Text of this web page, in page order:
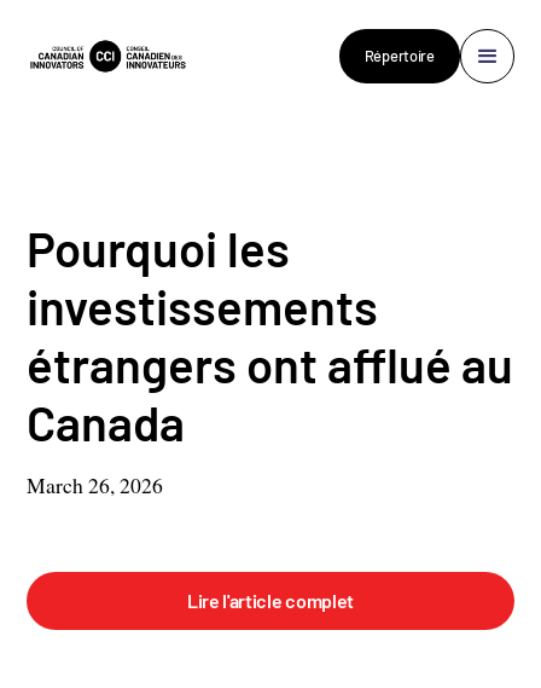
Répertoire
Pourquoi les
investissements
étrangers ont afflué au
Canada
March 26, 2026
Lire l'article complet